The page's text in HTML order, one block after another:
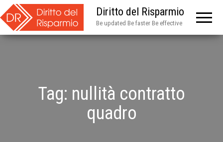
Diritto del Risparmio
Be updated Be faster Be effective
Tag: nullità contratto
quadro